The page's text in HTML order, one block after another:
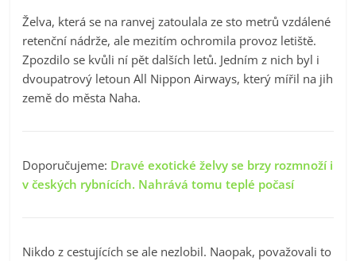
Želva, která se na ranvej zatoulala ze sto metrů vzdálené
retenční nádrže, ale mezitím ochromila provoz letiště.
Zpozdilo se kvůli ní pět dalších letů. Jedním z nich byl i
dvoupatrový letoun All Nippon Airways, který mířil na jih
země do města Naha.
Doporučujeme: Dravé exotické želvy se brzy rozmnoží i
v českých rybnících. Nahrává tomu teplé počasí
Nikdo z cestujících se ale nezlobil. Naopak, považovali to